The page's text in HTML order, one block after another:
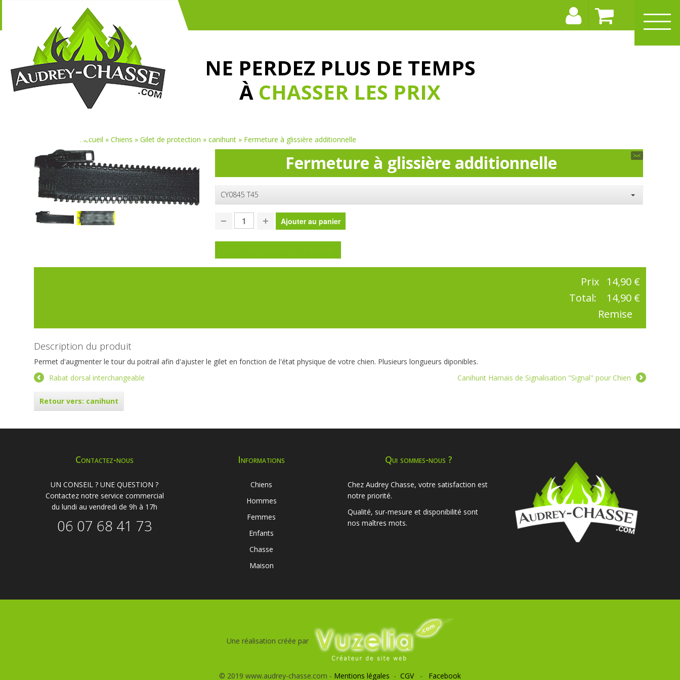
NE PERDEZ PLUS DE TEMPS
À CHASSER LES PRIX
Accueil »Chiens »Gilet de protection »canihunt » Fermeture à glissière additionnelle
Fermeture à glissière additionnelle
CY0845 T45
Prix
14,90 €
Total:
14,90 €
Remise
Description du produit
Permet d'augmenter le tour du poitrail afin d'ajuster le gilet en fonction de l'état physique de votre chien. Plusieurs longueurs diponibles.
Canihunt Harnais de Signalisation "Signal" pour Chien
Rabat dorsal interchangeable
Retour vers: canihunt
Contactez-nous
UN CONSEIL ? UNE QUESTION ?
Contactez notre service commercial
du lundi au vendredi de 9h à 17h
06 07 68 41 73
Informations
Chiens
Hommes
Femmes
Enfants
Chasse
Maison
Qui sommes-nous ?
Chez Audrey Chasse, votre satisfaction est
notre priorité.
Qualité, sur-mesure et disponibilité sont
nos maîtres mots.
Une réalisation créée par
© 2019 www.audrey-chasse.com - Mentions légales - CGV- Facebook